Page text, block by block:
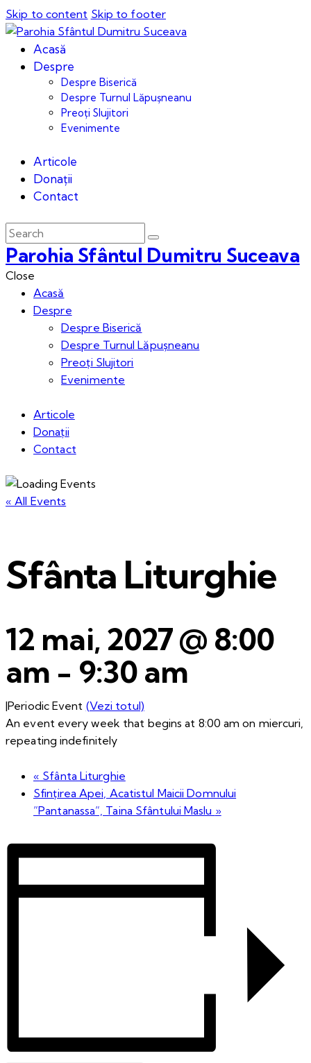
Skip to content Skip to footer
Acasă
Despre
Despre Biserică
Despre Turnul Lăpușneanu
Preoți Slujitori
Evenimente
Articole
Donații
Contact
Parohia Sfântul Dumitru Suceava
Close
Acasă
Despre
Despre Biserică
Despre Turnul Lăpușneanu
Preoți Slujitori
Evenimente
Articole
Donații
Contact
« All Events
Sfânta Liturghie
12 mai, 2027 @ 8:00
am - 9:30 am
|Periodic Event (Vezi totul)
An event every week that begins at 8:00 am on miercuri,
repeating indefinitely
« Sfânta Liturghie
Sfințirea Apei, Acatistul Maicii Domnului
”Pantanassa”, Taina Sfântului Maslu »